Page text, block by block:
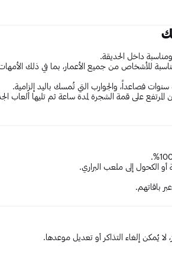
داخل الحديقة.
للأشخاص من جميع الأعمار، بما في ذلك
أعمارهم عن 4 سنوات بالترامبولين المرتفع على قمة الشجرة لمدة ساعة ثم تليها ألعاب
أو الكحول إلى ملعب البراري.
باقاتهم.
يُمكن إلغاء التذاكر أو تعديل موعدها.